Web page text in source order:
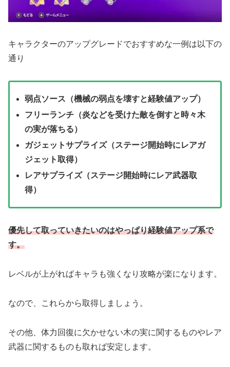
キャラクターのアップグレードでおすすめな一例は以下の
通り
弱点ソース（機械の弱点を壊すと経験値アップ）
フリーランチ（炎などを受けた敵を倒すと時々木
の実が落ちる）
ガジェットサプライズ（ステージ開始時にレアガ
ジェット取得）
レアサプライズ（ステージ開始時にレア武器取
得）
優先して取っていきたいのはやっぱり経験値アップ系で
す。
レベルが上がればキャラも強くなり攻略が楽になります。
なので、これらから取得しましょう。
その他、体力回復に欠かせない木の実に関するものやレア
武器に関するものも取れば安定します。